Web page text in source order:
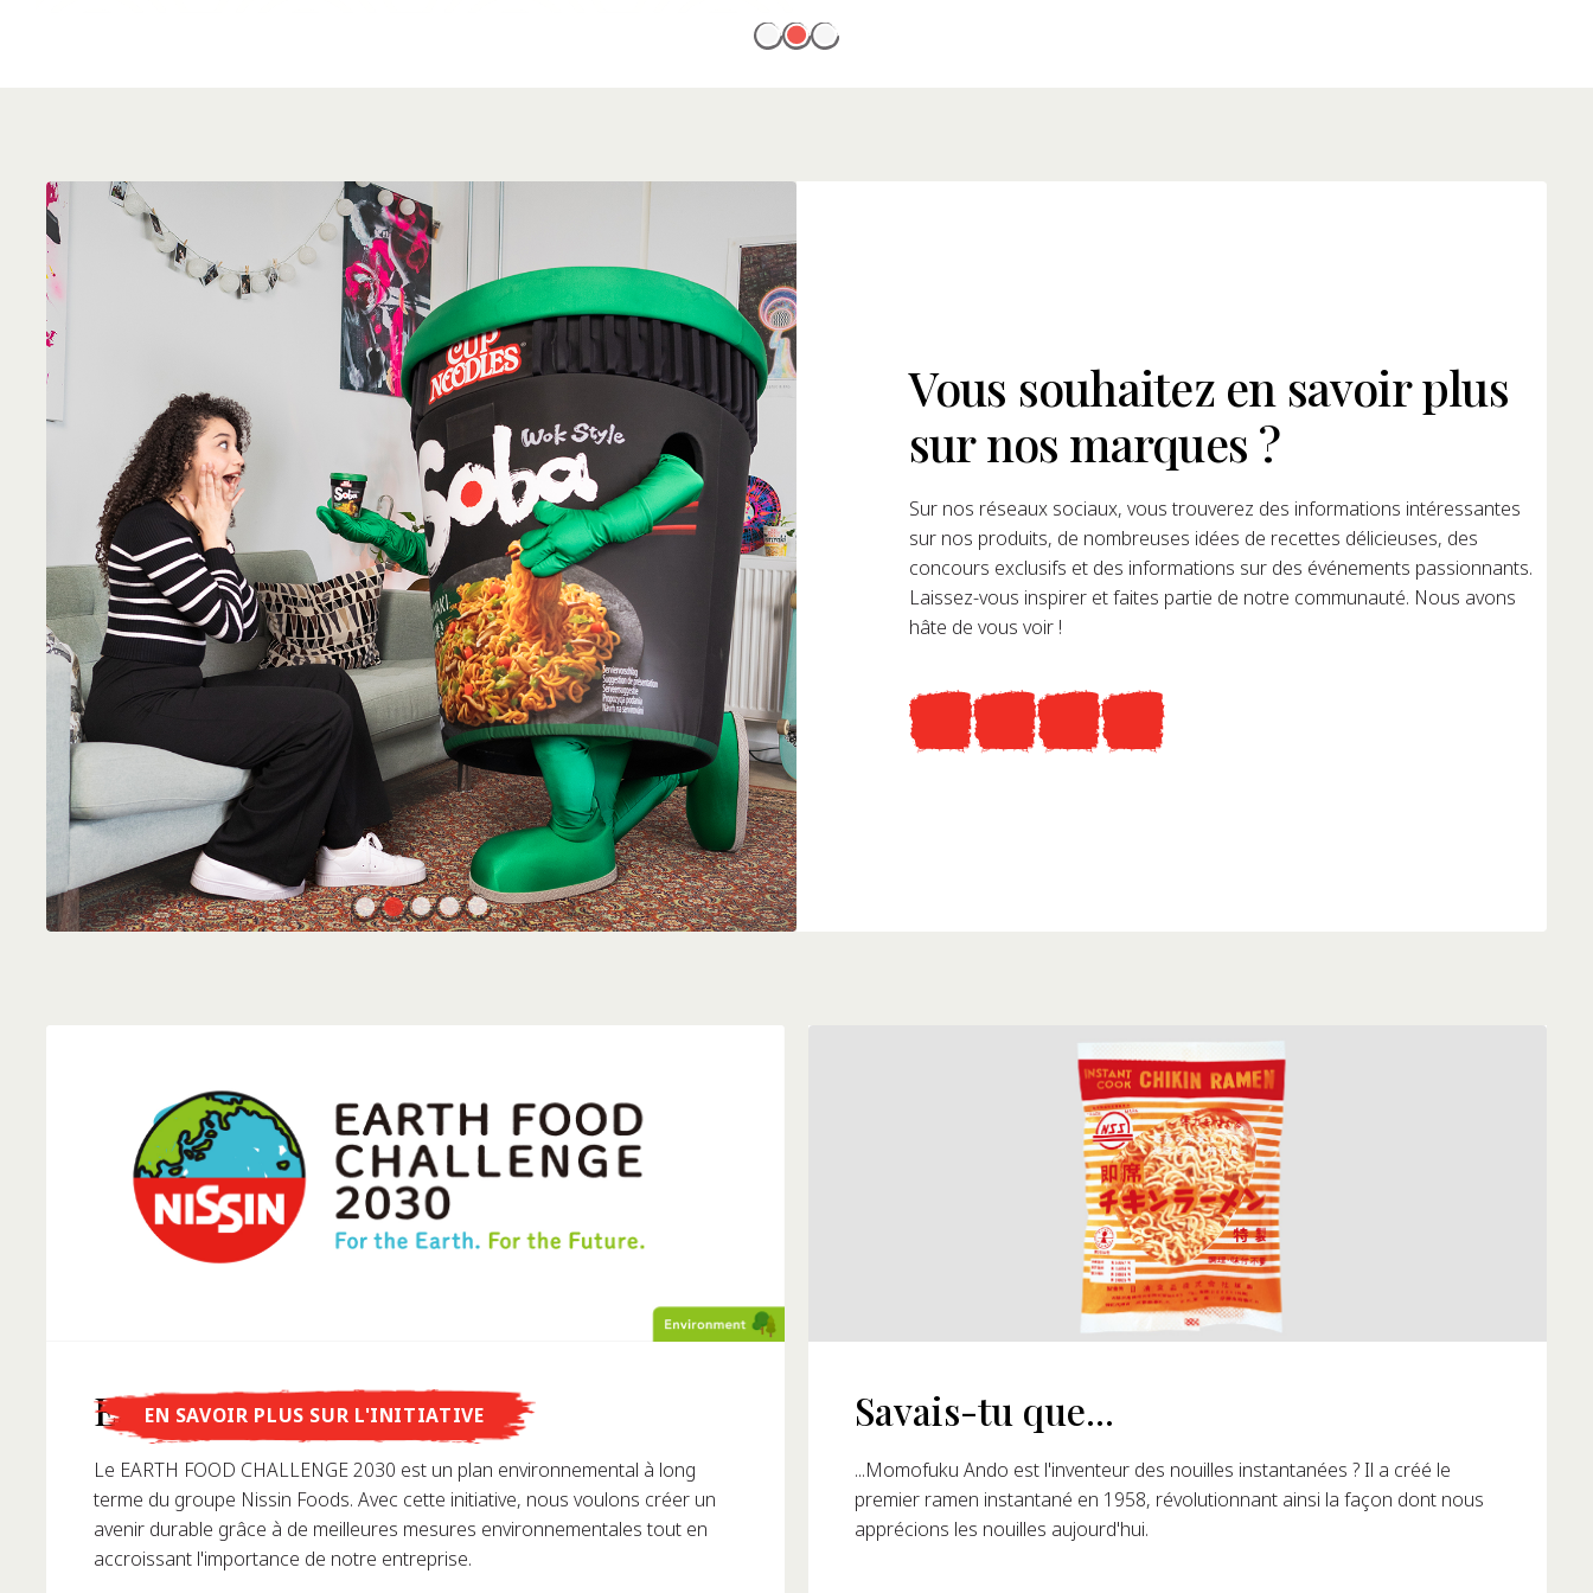
Vous souhaitez en savoir plus
sur nos marques ?
Sur nos réseaux sociaux, vous trouverez des informations intéressantes
sur nos produits, de nombreuses idées de recettes délicieuses, des
concours exclusifs et des informations sur des événements passionnants.
Laissez-vous inspirer et faites partie de notre communauté. Nous avons
hâte de vous voir !
Earth Food Challenge
Le EARTH FOOD CHALLENGE 2030 est un plan environnemental à long
terme du groupe Nissin Foods. Avec cette initiative, nous voulons créer un
avenir durable grâce à de meilleures mesures environnementales tout en
accroissant l'importance de notre entreprise.
EN SAVOIR PLUS SUR L'INITIATIVE
Savais-tu que...
...Momofuku Ando est l'inventeur des nouilles instantanées ? Il a créé le
premier ramen instantané en 1958, révolutionnant ainsi la façon dont nous
apprécions les nouilles aujourd'hui.
Savais-tu que...
... tu peux visiter une réplique de la petite cabane de recherche où sont nées